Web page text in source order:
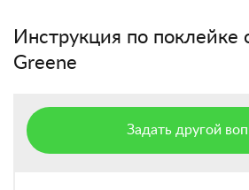
Инструкция по поклейке
Greene
Задать другой